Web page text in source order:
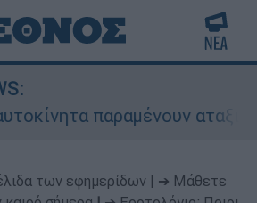
αταξινόμητα -
των εφημερίδων
➔ Μάθετε